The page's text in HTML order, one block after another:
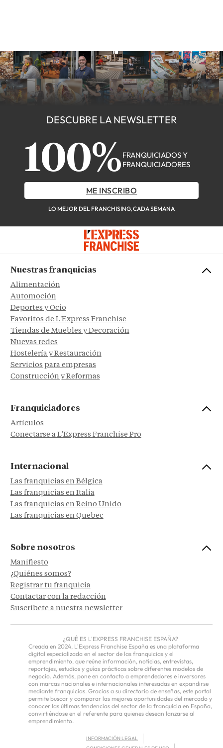
DESCUBRE LA NEWSLETTER
100% FRANQUICIADOS Y
FRANQUICIADORES
ME INSCRIBO
LO MEJOR DEL FRANCHISING, CADA SEMANA
Nuestras franquicias
Alimentación
Automoción
Deportes y Ocio
Favoritos de L'Express Franchise
Tiendas de Muebles y Decoración
Nuevas redes
Hostelería y Restauración
Servicios para empresas
Construcción y Reformas
Franquiciadores
Artículos
Conectarse a L'Express Franchise Pro
Internacional
Las franquicias en Bélgica
Las franquicias en Italia
Las franquicias en Reino Unido
Las franquicias en Quebec
Sobre nosotros
Manifiesto
¿Quiénes somos?
Registrar tu franquicia
Contactar con la redacción
Suscríbete a nuestra newsletter
¿QUÉ ES L'EXPRESS FRANCHISE ESPAÑA?
Creada en 2024, L'Express Franchise España es una plataforma
digital especializada en el sector de las franquicias y el
emprendimiento, que reúne información, noticias, entrevistas,
reportajes, estudios y guías prácticas sobre diferentes modelos de
negocio. Además, pone en contacto a emprendedores e inversores
con marcas nacionales e internacionales interesadas en expandirse
mediante franquicias. Gracias a su directorio de enseñas, este portal
permite buscar y comparar las mejores oportunidades del mercado y
conocer las últimas tendencias del sector de la franquicia en España,
convirtiéndose en el referente para quienes desean lanzarse al
emprendimiento.
INFORMACIÓN LEGAL